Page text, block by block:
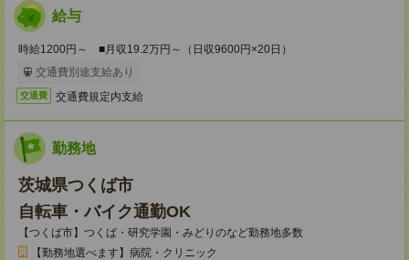
給与
時給1200円～ ■月収19.2万円～（日収9600円×20日）
交通費別途支給あり
交通費 交通費規定内支給
勤務地
茨城県つくば市
自転車・バイク通勤OK
【つくば市】つくば・研究学園・みどりのなど勤務地多数
【勤務地選べます】病院・クリニック